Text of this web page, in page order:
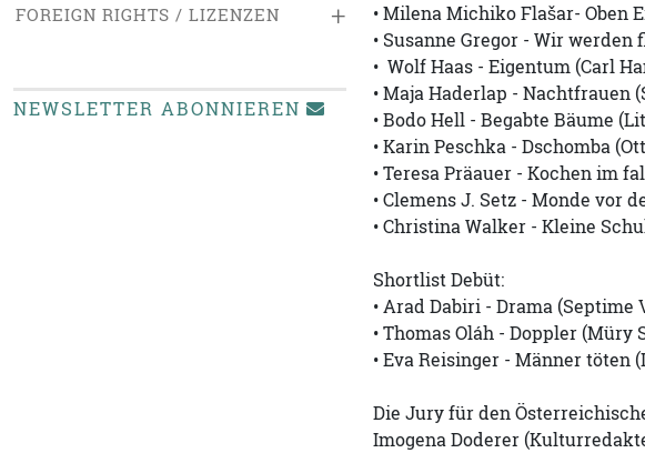
+
FOREIGN RIGHTS / LIZENZEN
NEWSLETTER ABONNIEREN
• Milena Michiko Flašar- Oben
• Susanne Gregor - Wir
• Wolf Haas - Eigentum (Carl
• Maja Haderlap - Nachtfrauen
• Bodo Hell - Begabte Bäume
• Karin Peschka - Dschomba
• Teresa Präauer - Kochen im
• Clemens J. Setz - Monde vor
• Christina Walker - Kleine
Shortlist Debüt:
• Arad Dabiri - Drama (Septime
• Thomas Oláh - Doppler (Müry
• Eva Reisinger - Männer töten
Die Jury für den
Imogena Doderer